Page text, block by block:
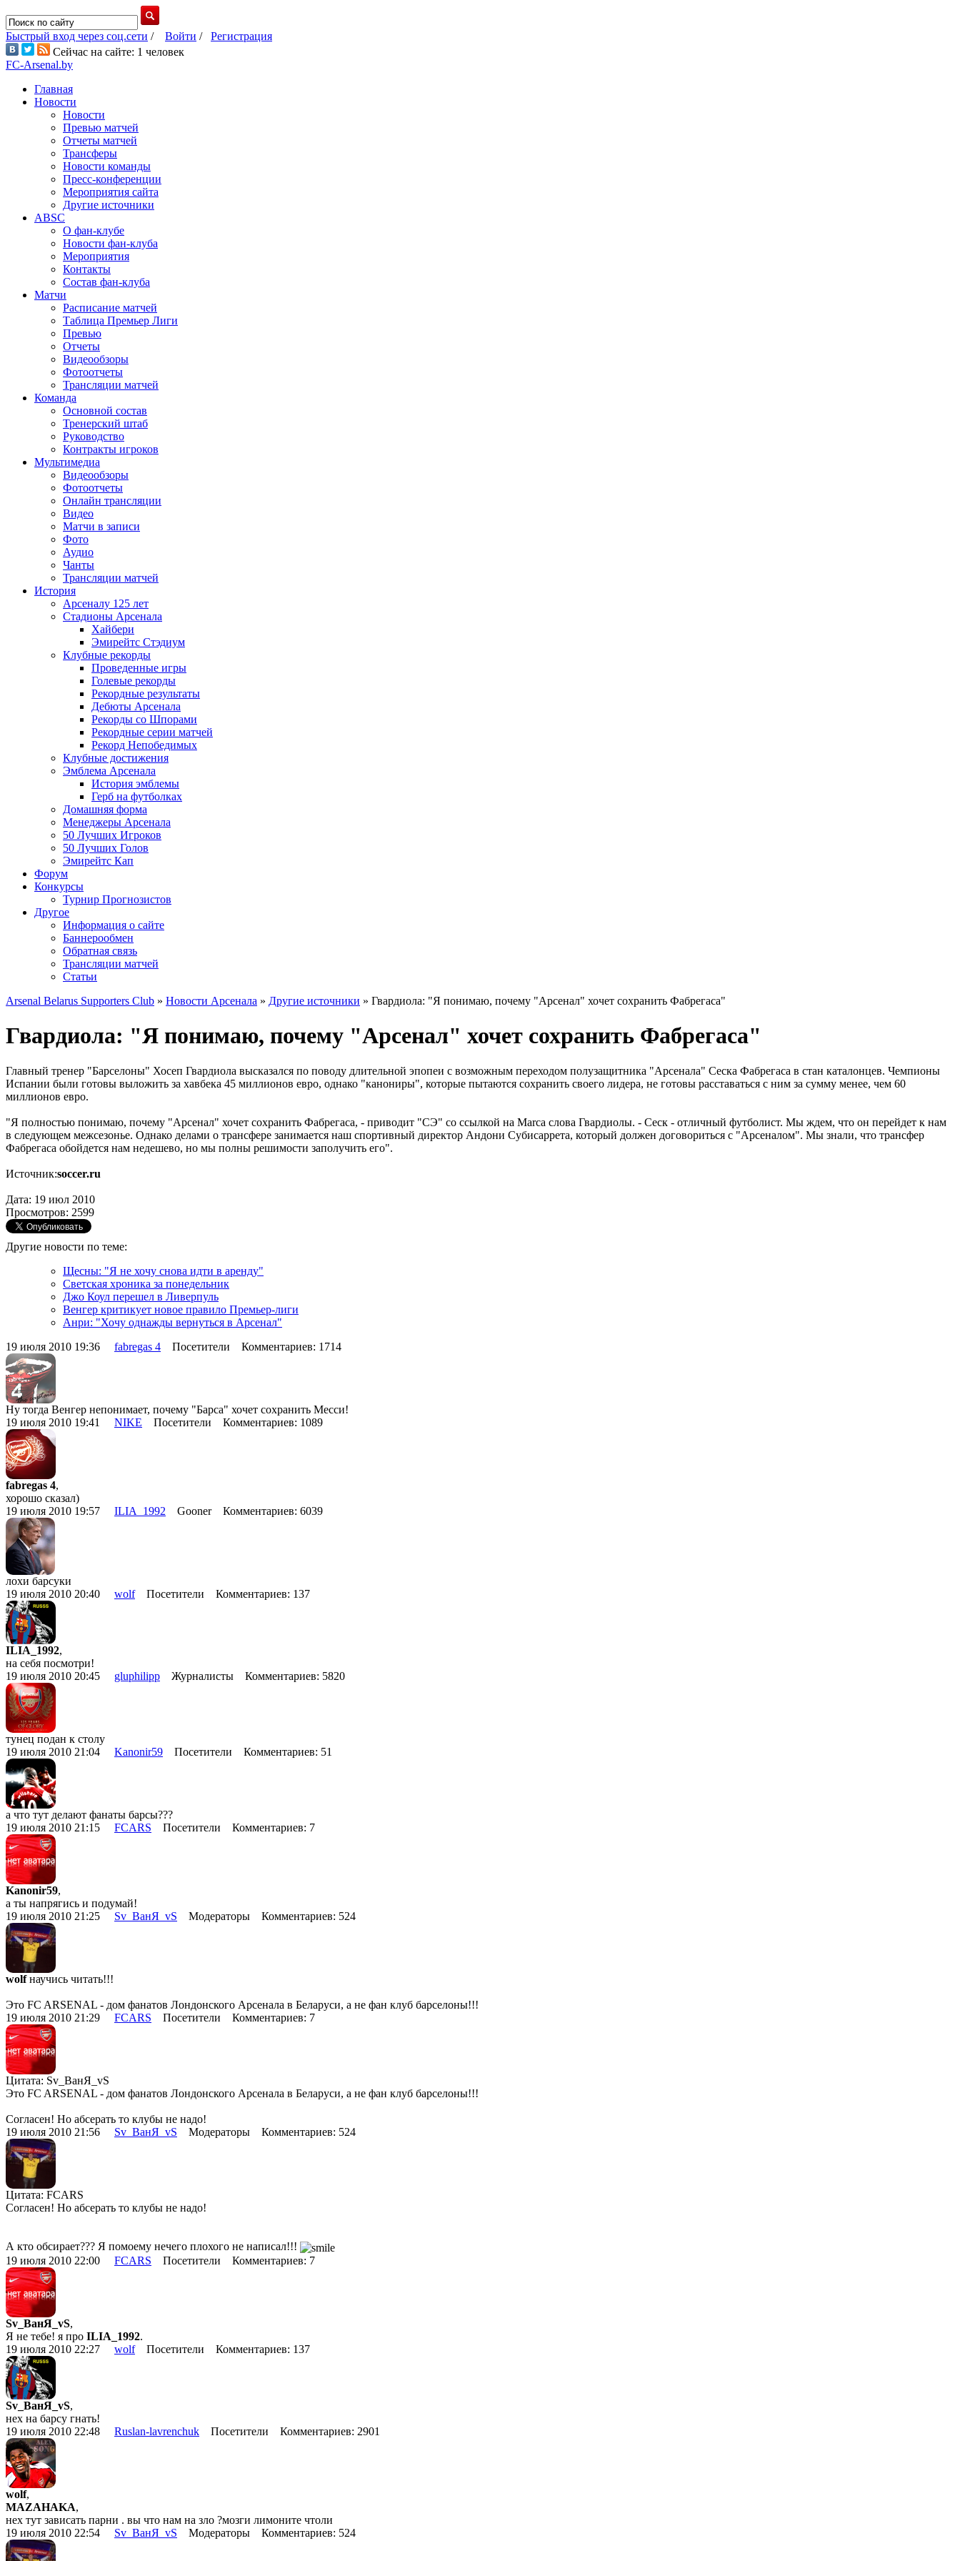
Быстрый вход через соц.сети / Войти / Регистрация
Сейчас на сайте: 1 человек
FC-Arsenal.by
Главная
Новости
Новости
Превью матчей
Отчеты матчей
Трансферы
Новости команды
Пресс-конференции
Мероприятия сайта
Другие источники
ABSC
О фан-клубе
Новости фан-клуба
Мероприятия
Контакты
Состав фан-клуба
Матчи
Расписание матчей
Таблица Премьер Лиги
Превью
Отчеты
Видеообзоры
Фотоотчеты
Трансляции матчей
Команда
Основной состав
Тренерский штаб
Руководство
Контракты игроков
Мультимедиа
Видеообзоры
Фотоотчеты
Онлайн трансляции
Видео
Матчи в записи
Фото
Аудио
Чанты
Трансляции матчей
История
Арсеналу 125 лет
Стадионы Арсенала
Хайбери
Эмирейтс Стэдиум
Клубные рекорды
Проведенные игры
Голевые рекорды
Рекордные результаты
Дебюты Арсенала
Рекорды со Шпорами
Рекордные серии матчей
Рекорд Непобедимых
Клубные достижения
Эмблема Арсенала
История эмблемы
Герб на футболках
Домашняя форма
Менеджеры Арсенала
50 Лучших Игроков
50 Лучших Голов
Эмирейтс Кап
Форум
Конкурсы
Турнир Прогнозистов
Другое
Информация о сайте
Баннерообмен
Обратная связь
Трансляции матчей
Статьи
Arsenal Belarus Supporters Club » Новости Арсенала » Другие источники » Гвардиола: "Я понимаю, почему "Арсенал" хочет сохранить Фабрегаса"
Гвардиола: "Я понимаю, почему "Арсенал" хочет сохранить Фабрегаса"
Главный тренер "Барселоны" Хосеп Гвардиола высказался по поводу длительной эпопеи с возможным переходом полузащитника "Арсенала" Сеска Фабрегаса в стан каталонцев. Чемпионы
Испании были готовы выложить за хавбека 45 миллионов евро, однако "канониры", которые пытаются сохранить своего лидера, не готовы расставаться с ним за сумму менее, чем 60
миллионов евро.
"Я полностью понимаю, почему "Арсенал" хочет сохранить Фабрегаса, - приводит "СЭ" со ссылкой на Marca слова Гвардиолы. - Сеск - отличный футболист. Мы ждем, что он перейдет к нам
в следующем межсезонье. Однако делами о трансфере занимается наш спортивный директор Андони Субисаррета, который должен договориться с "Арсеналом". Мы знали, что трансфер
Фабрегаса обойдется нам недешево, но мы полны решимости заполучить его".
Источник:soccer.ru
Дата: 19 июл 2010
Просмотров: 2599
Другие новости по теме:
Щесны: "Я не хочу снова идти в аренду"
Светская хроника за понедельник
Джо Коул перешел в Ливерпуль
Венгер критикует новое правило Премьер-лиги
Анри: "Хочу однажды вернуться в Арсенал"
19 июля 2010 19:36 fabregas 4 Посетители Комментариев: 1714
Ну тогда Венгер непонимает, почему "Барса" хочет сохранить Месси!
19 июля 2010 19:41 NIKE Посетители Комментариев: 1089
fabregas 4,
хорошо сказал)
19 июля 2010 19:57 ILIA_1992 Gooner Комментариев: 6039
лохи барсуки
19 июля 2010 20:40 wolfПосетители Комментариев: 137
ILIA_1992,
на себя посмотри!
19 июля 2010 20:45 gluphilipp Журналисты Комментариев: 5820
тунец подан к столу
19 июля 2010 21:04 Kanonir59 Посетители Комментариев: 51
а что тут делают фанаты барсы???
19 июля 2010 21:15 FCARS Посетители Комментариев: 7
Kanonir59,
а ты напрягись и подумай!
19 июля 2010 21:25 Sv_ВанЯ_vS Модераторы Комментариев: 524
wolfнаучись читать!!!
Это FC ARSENAL - дом фанатов Лондонского Арсенала в Беларуси, а не фан клуб барселоны!!!
19 июля 2010 21:29 FCARS Посетители Комментариев: 7
Цитата: Sv_ВанЯ_vS
Это FC ARSENAL - дом фанатов Лондонского Арсенала в Беларуси, а не фан клуб барселоны!!!
Согласен! Но абсерать то клубы не надо!
19 июля 2010 21:56 Sv_ВанЯ_vS Модераторы Комментариев: 524
Цитата: FCARS
Согласен! Но абсерать то клубы не надо!
А кто обсирает??? Я помоему нечего плохого не написал!!!
19 июля 2010 22:00 FCARS Посетители Комментариев: 7
Sv_ВанЯ_vS,
Я не тебе! я про ILIA_1992.
19 июля 2010 22:27 wolfПосетители Комментариев: 137
Sv_ВанЯ_vS,
нех на барсу гнать!
19 июля 2010 22:48 Ruslan-lavrenchuk Посетители Комментариев: 2901
wolf,
MAZAHAKA,
нех тут зависать парни . вы что нам на зло ?мозги лимоните чтоли
19 июля 2010 22:54 Sv_ВанЯ_vS Модераторы Комментариев: 524